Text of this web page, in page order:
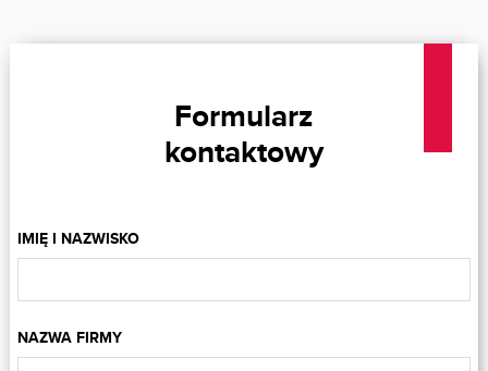
Formularz
kontaktowy
IMIĘ I NAZWISKO
NAZWA FIRMY